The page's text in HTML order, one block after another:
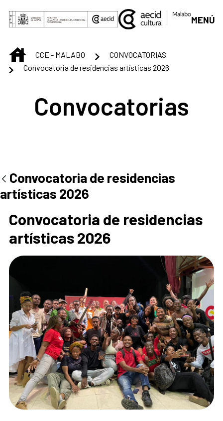
Saltar al contenido principal
MENÚ
INICIOCCE - MALABO
CONVOCATORIAS
Convocatoria de residencias artísticas 2026
Convocatorias
Convocatoria de residencias
artísticas 2026
Convocatoria de residencias
artísticas 2026